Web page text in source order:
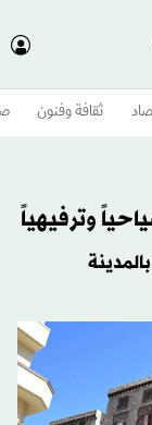
ثقافة وفنون
وترفيهياً